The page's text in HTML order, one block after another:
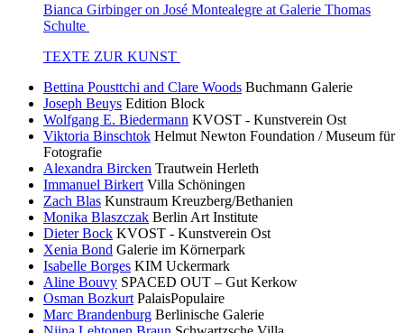
Bianca Girbinger on José Montealegre at Galerie Thomas
Schulte
TEXTE ZUR KUNST
Bettina Pousttchi and Clare Woods Buchmann Galerie
Joseph Beuys Edition Block
Wolfgang E. Biedermann KVOST - Kunstverein Ost
Viktoria Binschtok Helmut Newton Foundation / Museum für
Fotografie
Alexandra Bircken Trautwein Herleth
Immanuel Birkert Villa Schöningen
Zach Blas Kunstraum Kreuzberg/Bethanien
Monika Blaszczak Berlin Art Institute
Dieter Bock KVOST - Kunstverein Ost
Xenia Bond Galerie im Körnerpark
Isabelle Borges KIM Uckermark
Aline Bouvy SPACED OUT – Gut Kerkow
Osman Bozkurt PalaisPopulaire
Marc Brandenburg Berlinische Galerie